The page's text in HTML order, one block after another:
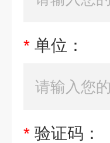
* 单位：
* 验证码：